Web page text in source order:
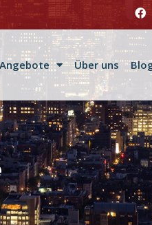
Über uns